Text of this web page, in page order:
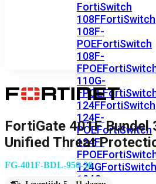
FortiSwitch
108FFortiSwitch
108F-
POEFortiSwitch
108F-
FPOE
110G-
FPOE
124FFortiSwitch
124F-
POEFortiSwitch
124F-
FPOE
124GFortiSwitch
124G-
FortiGate 401F Bundel
Unified Threat
FG-401F-BDL-950-36